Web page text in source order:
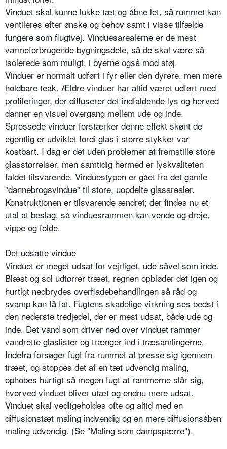
Vinduet skal kunne lukke tæt og åbne let, så rummet kan
ventileres efter ønske og behov samt i visse tilfælde
fungere som flugtvej. Vinduesarealerne er de mest
varmeforbrugende bygningsdele, så de skal være så
isolerede som muligt, i byerne også mod støj.
Vinduer er normalt udført i fyr eller den dyrere, men mere
holdbare teak. Ældre vinduer har altid været udført med
profileringer, der diffuserer det indfaldende lys og herved
danner en visuel overgang mellem ude og inde.
Sprossede vinduer forstærker denne effekt skønt de
egentlig er udviklet fordi glas i større stykker var
kostbart. I dag er det uden problemer at fremstille store
glasstørrelser, men samtidig hermed er lyskvaliteten
faldet tilsvarende. Vinduestypen er gået fra det gamle
"dannebrogsvindue" til store, uopdelte glasarealer.
Konstruktionen er tilsvarende ændret; der findes nu et
utal at beslag, så vinduesrammen kan vende og dreje,
vippe og folde.
Det udsatte vindue
Vinduet er meget udsat for vejrliget, ude såvel som inde.
Blæst og sol udtørrer træet, regnen opbløder det igen og
hurtigt nedbrydes overfladebehandlingen så råd og
svamp kan få fat. Fugtens skadelige virkning ses bedst i
den nederste tredjedel, der er mest udsat, både ude og
inde. Det vand som driver ned over vinduet rammer
vandrette glaslister og trænger ind i træsamlingerne.
Indefra forsøger fugt fra rummet at presse sig igennem
træet, og stoppes det af en tæt udvendig maling,
ophobes hurtigt så megen fugt at rammerne slår sig,
hvorved vinduet bliver utæt og endnu mere udsat.
Vinduet skal vedligeholdes ofte og altid med en
diffusionstæt maling indvendig og en mere diffusionsåben
maling udvendig. (Se "Maling som dampspærre").